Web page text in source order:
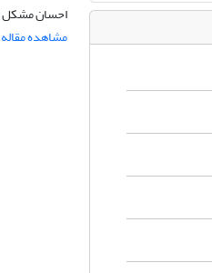
احسان مشکل
مشاهده مقاله